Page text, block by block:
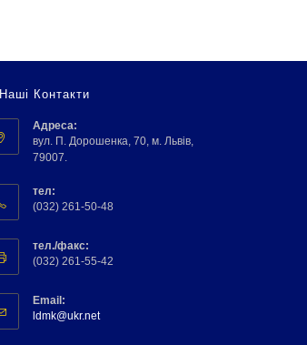
Наші Контакти
Адреса:
вул. П. Дорошенка, 70, м. Львів,
79007.
тел:
(032) 261-50-48
тел./факс:
(032) 261-55-42
Email:
ldmk@ukr.net